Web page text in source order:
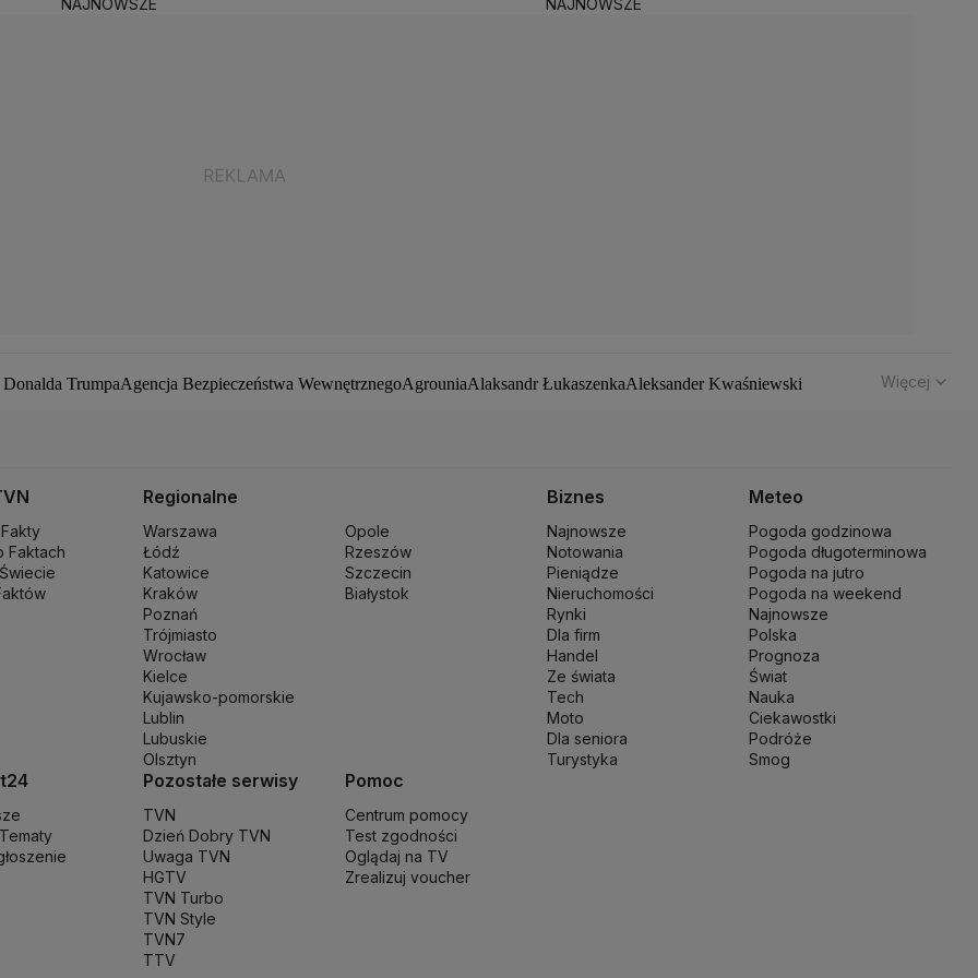
TrumpaAgencja Bezpieczeństwa WewnętrznegoAgrouniaAlaksandr ŁukaszenkaAleksander Kwaśniewski
Kryptowaluty Krzysztof Bosak Lech WałęsaLewica
Lotto
Ministerstwo InfrastrukturyMinisterstwo KulturyMinisterstwo Obrony NarodowejMinisterstwo Rolnictwa
Ministerstwo CyfryzacjiMinisterstwo Edukacji Narodowej Ministerstwo FinansówMinisterstwo Klimatu i Środowiska
Ministerstwo Rodziny, Pracy i Polityki SpołecznejMinisterstwo Spraw ZagranicznychMoskwa
Centrum Badań i RozwojuNarodowy Bank Polski Narodowy Fundusz ZdrowiaNASA
Nord Stream 2
Parlament EuropejskiPartia Demokratyczna USA PentagonPiotr Gliński PKB PolskiPKO BP
PolicjaPolska 2050 Prezes NBP Adam Glapiński
Prezydent RP
Rafał TrzaskowkiRafał BochenekRobert Biedroń Ryszard Petru
Służba Ochrony Państwa Samorząd terytorialnySędziowie
Straż Graniczna Suwerenna PolskaSztuczna inteligencja
Konstytucyjny Trzecia Droga TSUEUchodźcy UkrainaUnia Europejska
Więcej
Faktach
Regionalne
Warszawa
Łódź
Katowice
Kraków
Poznań
Trójmiasto
Wrocław
Kielce
Kujawsko-pomorskie
Lublin
Lubuskie
Olsztyn
Opole
Rzeszów
Szczecin
Białystok
Biznes
Najnowsze
Notowania
Pieniądze
Nieruchomości
Rynki
Dla firm
Handel
Ze świata
Tech
Moto
Dla seniora
Turystyka
Meteo
Pogoda godzinowa
Pogoda długoterminowa
Pogoda na jutro
Pogoda na weekend
Najnowsze
Polska
Prognoza
Świat
Nauka
Ciekawostki
Podróże
Smog
Pozostałe serwisy
TVN
Dzień Dobry TVN
Uwaga TVN
HGTV
TVN Turbo
TVN Style
TVN7
TTV
Pomoc
Centrum pomocy
Test zgodności
Oglądaj na TV
Zrealizuj voucher